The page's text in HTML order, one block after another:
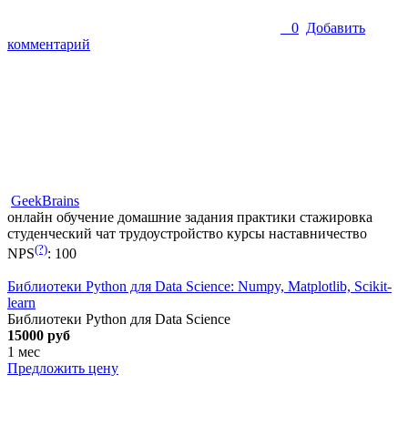
0 Добавить
комментарий
GeekBrains
онлайн обучение домашние задания практики стажировка
студенческий чат трудоустройство курсы наставничество
NPS(?): 100
Библиотеки Python для Data Science: Numpy, Matplotlib, Scikit-
learn
Библиотеки Python для Data Science
15000 руб
1 мес
Предложить цену